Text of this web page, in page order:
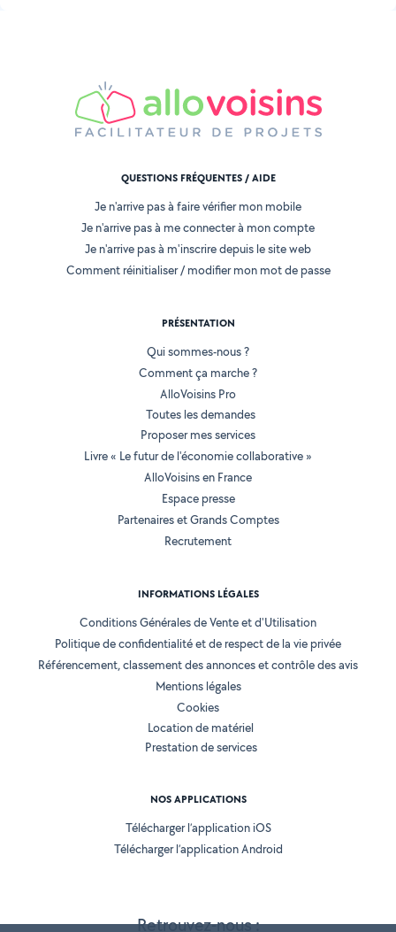
Retrouvez-nous :
QUESTIONS FRÉQUENTES / AIDE
Je n'arrive pas à faire vérifier mon mobile
Je n'arrive pas à me connecter à mon compte
Je n'arrive pas à m'inscrire depuis le site web
Comment réinitialiser / modifier mon mot de passe
PRÉSENTATION
Qui sommes-nous ?
Comment ça marche ?
AlloVoisins Pro
Toutes les demandes
Proposer mes services
Livre « Le futur de l'économie collaborative »
AlloVoisins en France
Espace presse
Partenaires et Grands Comptes
Recrutement
INFORMATIONS LÉGALES
Conditions Générales de Vente et d'Utilisation
Politique de confidentialité et de respect de la vie privée
Référencement, classement des annonces et contrôle des avis
Mentions légales
Cookies
Location de matériel
Prestation de services
NOS APPLICATIONS
Télécharger l’application iOS
Télécharger l’application Android